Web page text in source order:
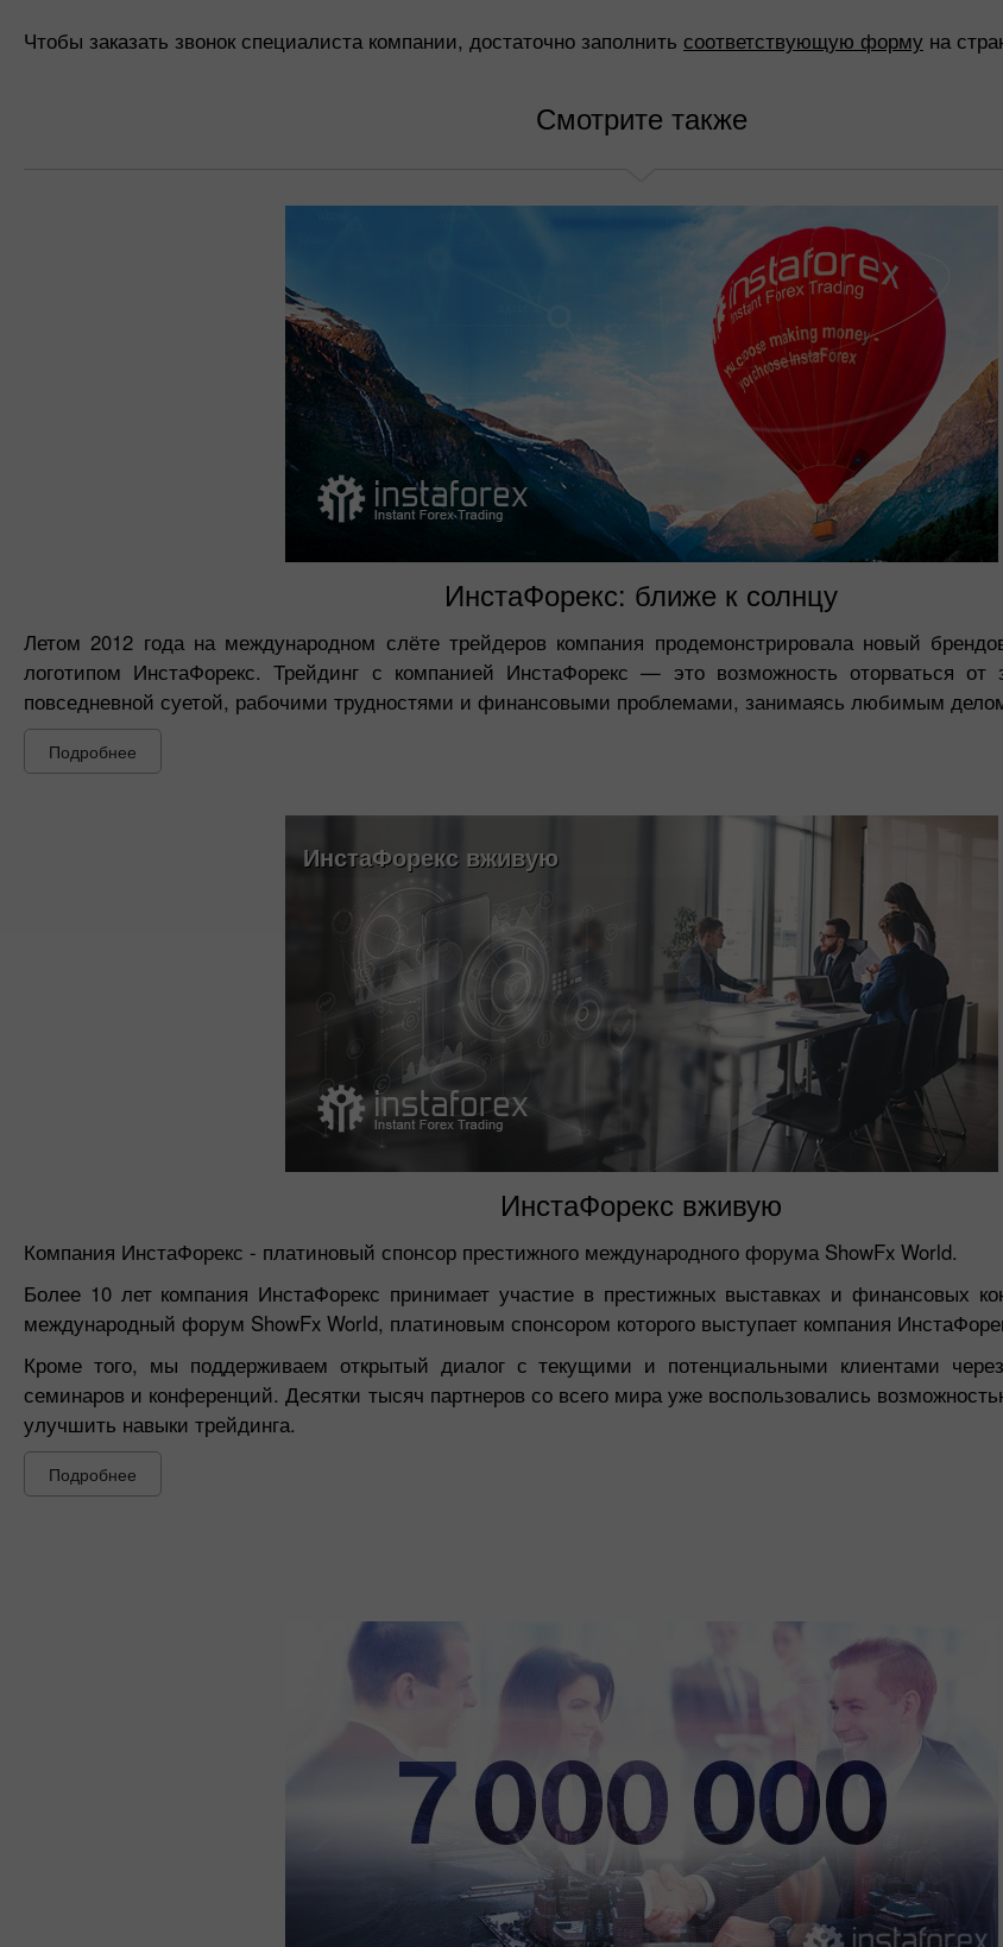
Чтобы заказать звонок специалиста компании, достаточно заполнить соответствующую форму на
Смотрите также
ИнстаФорекс: ближе к солнцу
Летом 2012 года на международном слёте трейдеров компания продемонстрировала новый
логотипом ИнстаФорекс. Трейдинг с компанией ИнстаФорекс — это возможность оторваться
повседневной суетой, рабочими трудностями и финансовыми проблемами, занимаясь любимым
Подробнее
ИнстаФорекс вживую
ИнстаФорекс вживую
Компания ИнстаФорекс - платиновый спонсор престижного международного форума ShowFx World.
Более 10 лет компания ИнстаФорекс принимает участие в престижных выставках и финансовых
международный форум ShowFx World, платиновым спонсором которого выступает компания
Кроме того, мы поддерживаем открытый диалог с текущими и потенциальными клиентами
семинаров и конференций. Десятки тысяч партнеров со всего мира уже воспользовались
улучшить навыки трейдинга.
Подробнее
Клубный бонус
Счастливый депозит